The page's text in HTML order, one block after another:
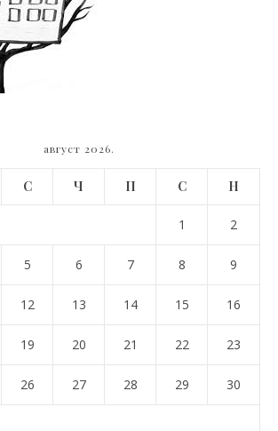
август 2026.
С Ч П С Н
1 2
5 6 7 8 9
12 13 14 15 16
19 20 21 22 23
26 27 28 29 30